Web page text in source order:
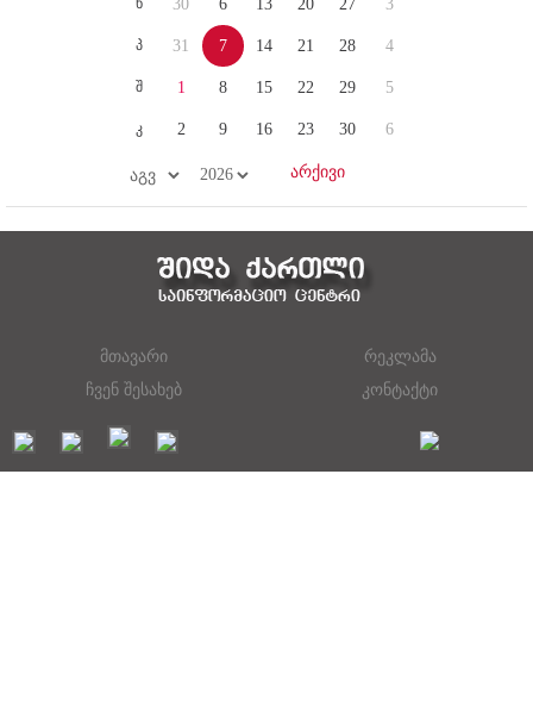
ხ
პ
შ
კ
30
31
1
2
6
7
8
9
13
14
15
16
20
21
22
23
27
28
29
30
3
4
5
6
მთავარი
რეკლამა
ჩვენ შესახებ
კონტაქტი